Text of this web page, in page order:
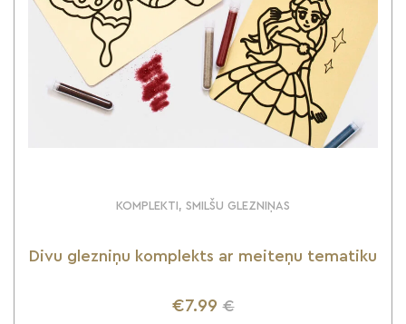
KOMPLEKTI, SMILŠU GLEZNIŅAS
Divu glezniņu komplekts ar meiteņu tematiku
€7.99 €